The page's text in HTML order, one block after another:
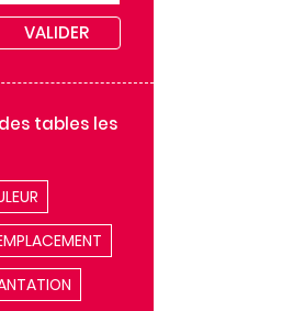
VALIDER
tables les